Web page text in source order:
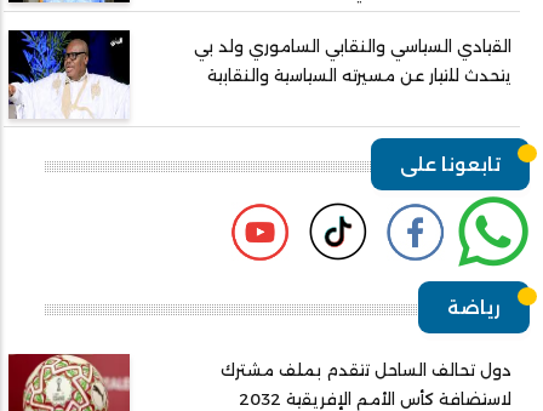
القيادي السياسي والنقابي الساموري ولد بي
يتحدث للتيار عن مسيرته السياسية والنقابية
تابعونا على
رياضة
دول تحالف الساحل تتقدم بملف مشترك
لاستضافة كأس الأمم الإفريقية 2032